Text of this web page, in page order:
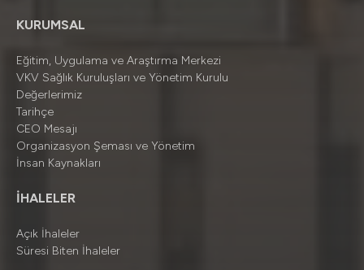
KURUMSAL
Eğitim, Uygulama ve Araştırma Merkezi
VKV Sağlık Kuruluşları ve Yönetim Kurulu
Değerlerimiz
Tarihçe
CEO Mesajı
Organizasyon Şeması ve Yönetim
İnsan Kaynakları
İHALELER
Açık İhaleler
Süresi Biten İhaleler